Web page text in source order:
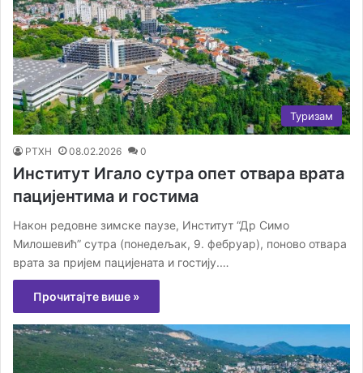
Туризам
РТХН 08.02.2026 0
Институт Игало сутра опет отвара врата
пацијентима и гостима
Након редовне зимске паузе, Институт “Др Симо
Милошевић” сутра (понедељак, 9. фебруар), поново отвара
врата за пријем пацијената и гостију.…
Прочитајте више »